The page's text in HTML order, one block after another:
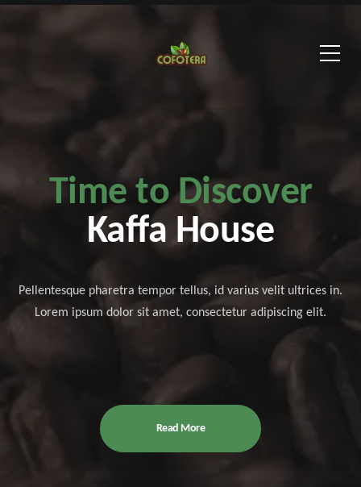
Time to Discover
Kaffa House
Pellentesque pharetra tempor tellus, id varius velit ultrices in.
Lorem ipsum dolor sit amet, consectetur adipiscing elit.
Read More